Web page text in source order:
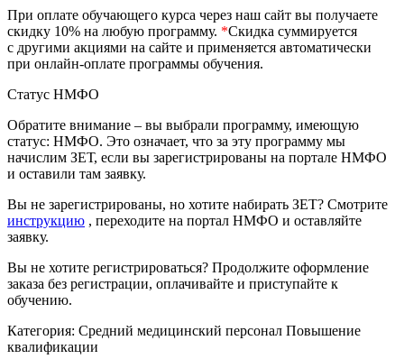
природообустройство
Экологическая безопасность в
Управление охраной труда.
Техносферная безопасность
Допуски
Безопасность труда
Управление производством
общественного питания в
организации
При оплате обучающего курса через наш сайт вы получаете
скидку 10% на любую программу. *Скидка суммируется
с другими акциями на сайте и применяется автоматически
при онлайн-оплате программы обучения.
Статус НМФО
Обратите внимание – вы выбрали программу, имеющую
статус: НМФО. Это означает, что за эту программу мы
начислим ЗЕТ, если вы зарегистрированы на портале НМФО
и оставили там заявку.
Вы не зарегистрированы, но хотите набирать ЗЕТ? Смотрите
инструкцию , переходите на портал НМФО и оставляйте
заявку.
Вы не хотите регистрироваться? Продолжите оформление
заказа без регистрации, оплачивайте и приступайте к
обучению.
Категория: Средний медицинский персонал Повышение
квалификации